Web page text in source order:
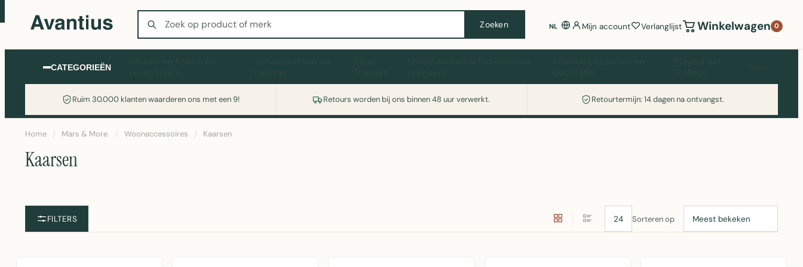
Zoeken
Zoeken NL Mijn account Verlanglijst Winkelwagen 0
CATEGORIEËN
Ruim 30.000 klanten waarderen ons met een 9! Retours worden bij ons binnen 48 uur verwerkt. Retourtermijn: 14 dagen na ontvangst.
Wasmachine of koelkast nodig? Vergelijk alle prijzen op Witgoedaanbod.nl
Home / Mars & More / Woonaccessoires / Kaarsen
Kaarsen
FILTERS Sorteren op